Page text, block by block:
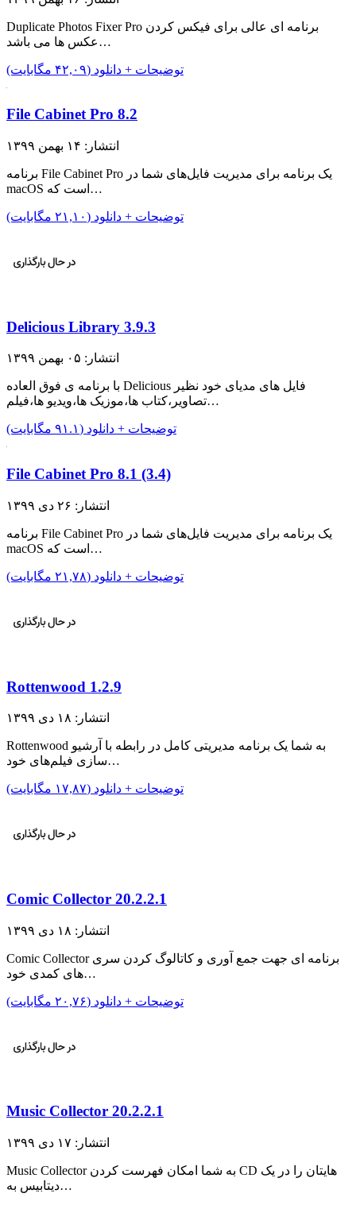
Duplicate Photos Fixer Pro برنامه ای عالی برای فیکس کردن
عکس ها می باشد…
توضیحات + دانلود (۴۲,۰۹ مگابایت)
File Cabinet Pro 8.2
انتشار: ۱۴ بهمن ۱۳۹۹
برنامه File Cabinet Pro یک برنامه برای مدیریت فایل‌های شما در
macOS است که…
توضیحات + دانلود (۲۱,۱۰ مگابایت)
Delicious Library 3.9.3
انتشار: ۰۵ بهمن ۱۳۹۹
با برنامه ی فوق العاده Delicious فایل های مدیای خود نظیر
تصاویر،کتاب ها،موزیک ها،ویدیو ها،فیلم…
توضیحات + دانلود (۹۱.۱ مگابایت)
File Cabinet Pro 8.1 (3.4)
انتشار: ۲۶ دی ۱۳۹۹
برنامه File Cabinet Pro یک برنامه برای مدیریت فایل‌های شما در
macOS است که…
توضیحات + دانلود (۲۱,۷۸ مگابایت)
Rottenwood 1.2.9
انتشار: ۱۸ دی ۱۳۹۹
Rottenwood به شما یک برنامه مدیریتی کامل در رابطه با آرشیو
سازی فیلم‌های خود…
توضیحات + دانلود (۱۷,۸۷ مگابایت)
Comic Collector 20.2.2.1
انتشار: ۱۸ دی ۱۳۹۹
Comic Collector برنامه ای جهت جمع آوری و کاتالوگ کردن سری
های کمدی خود…
توضیحات + دانلود (۲۰,۷۶ مگابایت)
Music Collector 20.2.2.1
انتشار: ۱۷ دی ۱۳۹۹
Music Collector به شما امکان فهرست کردن CD هایتان را در یک
دیتابیس به…